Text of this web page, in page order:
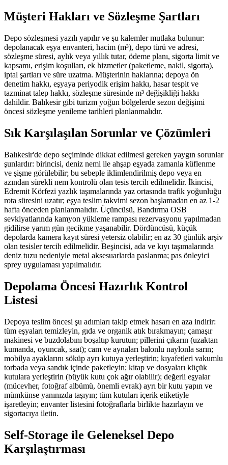
Müşteri Hakları ve Sözleşme Şartları
Depo sözleşmesi yazılı yapılır ve şu kalemler mutlaka bulunur:
depolanacak eşya envanteri, hacim (m³), depo türü ve adresi,
sözleşme süresi, aylık veya yıllık tutar, ödeme planı, sigorta limit ve
kapsamı, erişim koşulları, ek hizmetler (paketleme, nakil, sigorta),
iptal şartları ve süre uzatma. Müşterinin haklarına; depoya ön
denetim hakkı, eşyaya periyodik erişim hakkı, hasar tespit ve
tazminat talep hakkı, sözleşme süresinde m³ değişikliği hakkı
dahildir. Balıkesir gibi turizm yoğun bölgelerde sezon değişimi
öncesi sözleşme yenileme tarihleri planlanmalıdır.
Sık Karşılaşılan Sorunlar ve Çözümleri
Balıkesir'de depo seçiminde dikkat edilmesi gereken yaygın sorunlar
şunlardır: birincisi, deniz nemi ile ahşap eşyada zamanla küflenme
ve şişme görülebilir; bu sebeple iklimlendirilmiş depo veya en
azından sürekli nem kontrolü olan tesis tercih edilmelidir. İkincisi,
Edremit Körfezi yazlık taşımalarında yaz ortasında trafik yoğunluğu
rota süresini uzatır; eşya teslim takvimi sezon başlamadan en az 1-2
hafta önceden planlanmalıdır. Üçüncüsü, Bandırma OSB
sevkiyatlarında kamyon yükleme rampası rezervasyonu yapılmadan
gidilirse yarım gün gecikme yaşanabilir. Dördüncüsü, küçük
depolarda kamera kayıt süresi yetersiz olabilir; en az 30 günlük arşiv
olan tesisler tercih edilmelidir. Beşincisi, ada ve kıyı taşımalarında
deniz tuzu nedeniyle metal aksesuarlarda paslanma; pas önleyici
sprey uygulaması yapılmalıdır.
Depolama Öncesi Hazırlık Kontrol
Listesi
Depoya teslim öncesi şu adımları takip etmek hasarı en aza indirir:
tüm eşyaları temizleyin, gıda ve organik atık bırakmayın; çamaşır
makinesi ve buzdolabını boşaltıp kurutun; pillerini çıkarın (uzaktan
kumanda, oyuncak, saat); cam ve aynaları balonlu naylonla sarın;
mobilya ayaklarını söküp ayrı kutuya yerleştirin; kıyafetleri vakumlu
torbada veya sandık içinde paketleyin; kitap ve dosyaları küçük
kutulara yerleştirin (büyük kutu çok ağır olabilir); değerli eşyalar
(mücevher, fotoğraf albümü, önemli evrak) ayrı bir kutu yapın ve
mümkünse yanınızda taşıyın; tüm kutuları içerik etiketiyle
işaretleyin; envanter listesini fotoğraflarla birlikte hazırlayın ve
sigortacıya iletin.
Self-Storage ile Geleneksel Depo
Karşılaştırması